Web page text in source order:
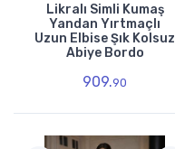
Likralı Simli Kumaş
Yandan Yırtmaçlı
Uzun Elbise Şık Kolsuz
Abiye Bordo
909.90